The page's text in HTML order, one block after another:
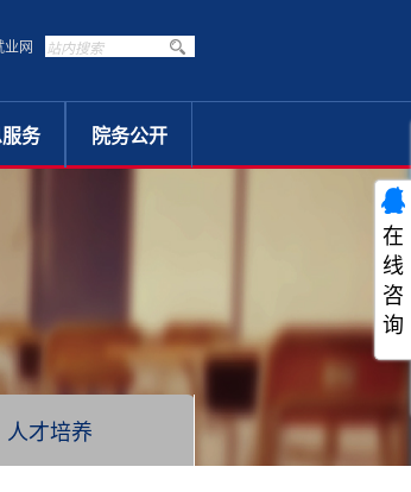
业网
务
心
院务公开
公示公告
人才培养
在
线
咨
询